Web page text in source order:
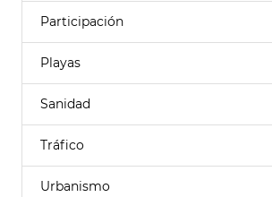
Participación
Playas
Sanidad
Tráfico
Urbanismo